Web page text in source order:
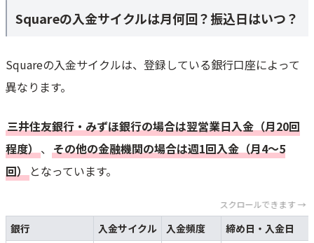
複数店舗の入金口座を管理する方法
Squareの売上が入金されない・振り込まれないときの対処法
銀行口座が登録されていない
確認している入金用口座が登録している口座と違う
入金に時間がかかっている
複数店舗運営時の確認事項
Squareからの重要メール確認
Squareの入金サイクルは月何回？振込日はいつ？
Squareの入金サイクルは、登録している銀行口座によって
異なります。
三井住友銀行・みずほ銀行の場合は翌営業日入金（月20回
程度）、 その他の金融機関の場合は週1回入金（月4～5
回） となっています。
スクロールできます →
銀行 入金サイクル 入金頻度
締め日・入金日